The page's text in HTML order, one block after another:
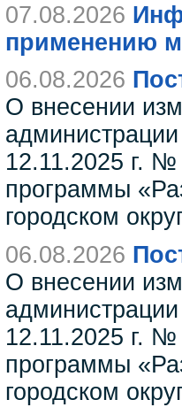
07.08.2026
применению
06.08.2026
О внесении
администрации
12.11.2025 г.
программы
городском
06.08.2026
О внесении
администрации
12.11.2025 г.
программы
городском